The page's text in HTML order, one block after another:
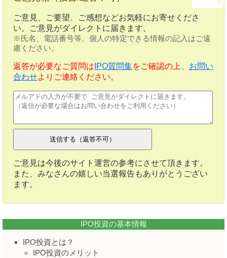
ご意見、ご要望、ご感想などお気軽にお寄せくださ
い。ご意見がダイレクトに届きます。
※氏名、電話番号等、個人の特定できる情報の記入はご遠
慮ください。
返答が必要なご質問は IPO質問集をご確認の上、 お問い
合わせよりご連絡ください。
ご意見は今後のサイト運営の参考にさせて頂きます。
また、みなさんの嬉しい当選報告もありがとうござい
ます。
IPO投資の基本情報
IPO投資とは？
IPO投資のメリット